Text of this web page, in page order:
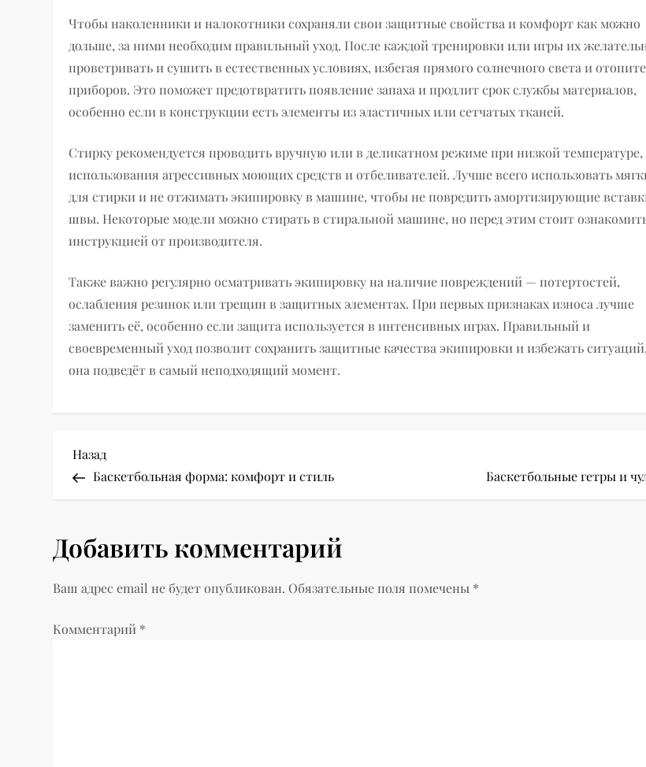
Чтобы наколенники и налокотники сохраняли свои защитные свойства и комфорт как можно
дольше, за ними необходим правильный уход. После каждой тренировки или игры их
проветривать и сушить в естественных условиях, избегая прямого солнечного света и
приборов. Это поможет предотвратить появление запаха и продлит срок службы материалов,
особенно если в конструкции есть элементы из эластичных или сетчатых тканей.
Стирку рекомендуется проводить вручную или в деликатном режиме при низкой температуре,
использования агрессивных моющих средств и отбеливателей. Лучше всего использовать
для стирки и не отжимать экипировку в машине, чтобы не повредить амортизирующие
швы. Некоторые модели можно стирать в стиральной машине, но перед этим стоит
инструкцией от производителя.
Также важно регулярно осматривать экипировку на наличие повреждений — потертостей,
ослабления резинок или трещин в защитных элементах. При первых признаках износа лучше
заменить её, особенно если защита используется в интенсивных играх. Правильный и
своевременный уход позволит сохранить защитные качества экипировки и избежать
она подведёт в самый неподходящий момент.
Н
в
а
Предыдущая
запись
Назад
Баскетбольная форма: комфорт и стиль
Баскетбольные гетры и
Добавить комментарий
Ваш адрес email не будет опубликован. Обязательные поля помечены *
Комментарий *